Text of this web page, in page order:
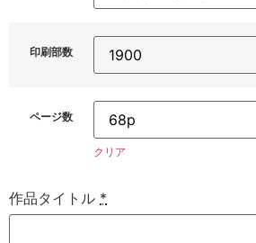
印刷部数
ページ数
クリア
作品タイトル *